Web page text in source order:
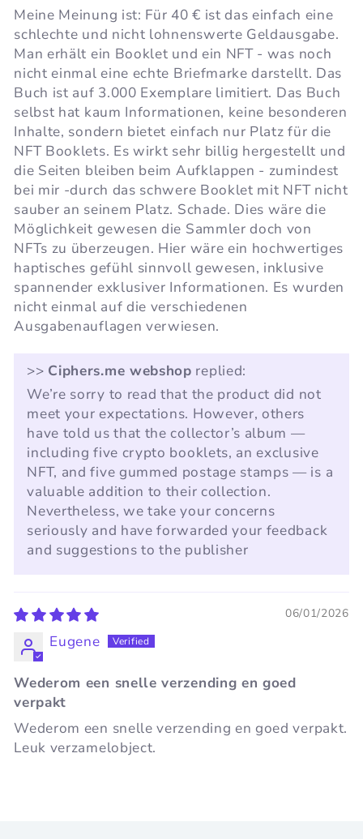
Meine Meinung ist: Für 40 € ist das einfach eine
schlechte und nicht lohnenswerte Geldausgabe.
Man erhält ein Booklet und ein NFT - was noch
nicht einmal eine echte Briefmarke darstellt. Das
Buch ist auf 3.000 Exemplare limitiert. Das Buch
selbst hat kaum Informationen, keine besonderen
Inhalte, sondern bietet einfach nur Platz für die
NFT Booklets. Es wirkt sehr billig hergestellt und
die Seiten bleiben beim Aufklappen - zumindest
bei mir -durch das schwere Booklet mit NFT nicht
sauber an seinem Platz. Schade. Dies wäre die
Möglichkeit gewesen die Sammler doch von
NFTs zu überzeugen. Hier wäre ein hochwertiges
haptisches gefühl sinnvoll gewesen, inklusive
spannender exklusiver Informationen. Es wurden
nicht einmal auf die verschiedenen
Ausgabenauflagen verwiesen.
>> Ciphers.me webshop replied:
We’re sorry to read that the product did not
meet your expectations. However, others
have told us that the collector’s album —
including five crypto booklets, an exclusive
NFT, and five gummed postage stamps — is a
valuable addition to their collection.
Nevertheless, we take your concerns
seriously and have forwarded your feedback
and suggestions to the publisher
06/01/2026
Eugene
Wederom een snelle verzending en goed
verpakt
Wederom een snelle verzending en goed verpakt.
Leuk verzamelobject.